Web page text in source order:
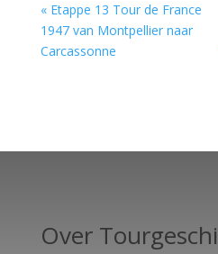
« Etappe 13 Tour de France
1947 van Montpellier naar
Carcassonne
Over